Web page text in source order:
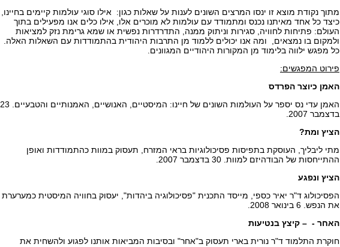
מתוך נקודת מוצא זו ינסו המרצים השונים לענות על שאלות כגון: אילו סוגי עולמות קיימים בחיינו,
כיצד כל אחד מאיתנו נכנס ומתמודד עם עולמות לא מוכרים אלו, אילו כלים אנו מפעילים בתוך
העולם: פתיחות לחוויה, סגירות וניתוק ממנה, התדרדרות נפשית או שמא גרימת נזק למציאות
ולמקום בו נמצאים, ומה אנו יכולים ללמוד מן התרבות היהודית בהתמודדות עם השאלות האלה.
כל מפגש ילווה בלימוד מן המקורות היהודיים המגוונים.
פירוט המפגשים:
האמן כיוצר הפרדס
האמן עדי נס יספר על העולמות השונים של חיינו: המיסטיים, האנושיים, האמנותיים והטבעיים. 23
בדצמבר 2007.
הציץ ומת?
מתי ליבליך, העוסקת בתפיסות פסיכולוגיות בראי המזרח, תעסוק במוות כהתמודדות ואופן
ההתייחסות של הבודהיזם למוות. 30 בדצמבר 2007.
הציץ ונפגע
הפסיכולוג ד"ר יאיר כספי, מייסד התכנית "פסיכולוגיה ביהדות", יעסוק בחוויה המיסטית כמערערת
את הנפש. 6 בינואר 2008.
האחר - – קיצץ בנטיעות
חוקרת התלמוד ד"ר נורית בארי תעסוק ב"אחר" ובסיבות המביאות אותנו לפגוע ולהשחית את